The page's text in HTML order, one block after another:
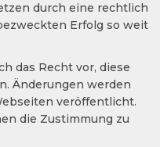
durch eine rechtlich
Erfolg so weit
das Recht vor, diese
Änderungen werden
veröffentlicht.
die Zustimmung zu